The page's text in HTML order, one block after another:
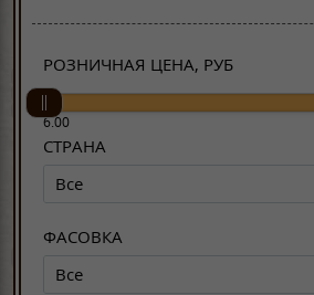
РОЗНИЧНАЯ ЦЕНА, РУБ
6.00
СТРАНА
Все
ФАСОВКА
Все